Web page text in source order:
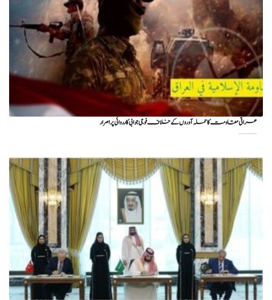
عراقی مقاومت کا حملہ آوروں کے خلاف فوجی جوابی کارروائی پر اصرار